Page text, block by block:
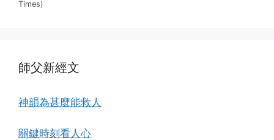
Times)
師父新經文
神韻為甚麼能救人
關鍵時刻看人心